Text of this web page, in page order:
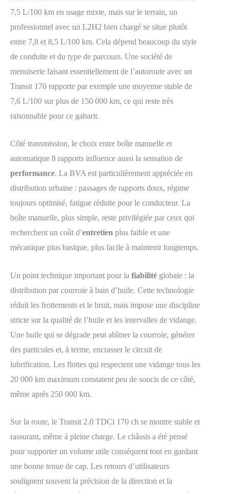
7,5 L/100 km en usage mixte, mais sur le terrain, un
professionnel avec un L2H2 bien chargé se situe plutôt
entre 7,8 et 8,5 L/100 km. Cela dépend beaucoup du style
de conduite et du type de parcours. Une société de
menuiserie faisant essentiellement de l’autoroute avec un
Transit 170 rapporte par exemple une moyenne stable de
7,6 L/100 sur plus de 150 000 km, ce qui reste très
raisonnable pour ce gabarit.
Côté transmission, le choix entre boîte manuelle et
automatique 8 rapports influence aussi la sensation de
performance. La BVA est particulièrement appréciée en
distribution urbaine : passages de rapports doux, régime
toujours optimisé, fatigue réduite pour le conducteur. La
boîte manuelle, plus simple, reste privilégiée par ceux qui
recherchent un coût d’entretien plus faible et une
mécanique plus basique, plus facile à maintenir longtemps.
Un point technique important pour la fiabilité globale : la
distribution par courroie à bain d’huile. Cette technologie
réduit les frottements et le bruit, mais impose une discipline
stricte sur la qualité de l’huile et les intervalles de vidange.
Une huile qui se dégrade peut abîmer la courroie, générer
des particules et, à terme, encrasser le circuit de
lubrification. Les flottes qui respectent une vidange tous les
20 000 km maximum constatent peu de soucis de ce côté,
même après 250 000 km.
Sur la route, le Transit 2.0 TDCi 170 ch se montre stable et
rassurant, même à pleine charge. Le châssis a été pensé
pour supporter un volume utile conséquent tout en gardant
une bonne tenue de cap. Les retours d’utilisateurs
soulignent souvent la précision de la direction et la